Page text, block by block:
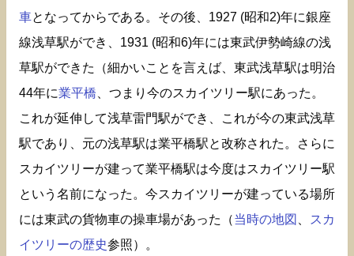
車となってからである。その後、1927 (昭和2)年に銀座
線浅草駅ができ、1931 (昭和6)年には東武伊勢崎線の浅
草駅ができた（細かいことを言えば、東武浅草駅は明治
44年に業平橋 、つまり今のスカイツリー駅にあった。
これが延伸して浅草雷門駅ができ、これが今の東武浅草
駅であり、元の浅草駅は業平橋駅と改称された。さらに
スカイツリーが建って業平橋駅は今度はスカイツリー駅
という名前になった。今スカイツリーが建っている場所
には東武の貨物車の操車場があった（当時の地図
スカ
イツリーの歴史参照）。